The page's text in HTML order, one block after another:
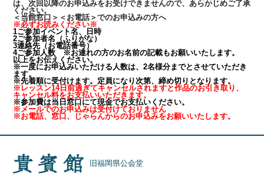
は、次回以降のお申込みをお受けできませんので、あらかじめご了承
ください。
＜当館窓口＞＜お電話＞でのお申込みの方へ
※必ずお読みください※
1ご参加イベント名、日時
2ご参加者名（ふりがな）
3連絡先（お電話番号）
4ご参加人数 ※お連れの方のお名前の記載もお願いいたします。
以上をお伝えください。
※一度にお申込みいただける人数は、2名様分までとさせていただき
ます。
※先着順に受付けます。定員になり次第、締め切りとなります。
※レッスン14日前過ぎてキャンセルされますと作品のお引き取り、
キャンセル料をお支払いいただきます。
※参加費は当日窓口にて現金でお支払いください。
※メールでのお申込みは受付けておりません
※お電話、窓口、じゃらんからのお申込みをお願いいたします。
旧福岡県公会堂